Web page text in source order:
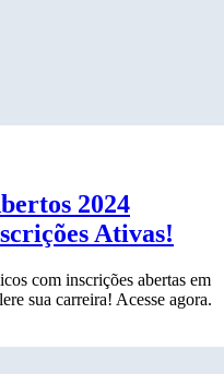
2024
Ativas!
com inscrições abertas em
sua carreira! Acesse agora.